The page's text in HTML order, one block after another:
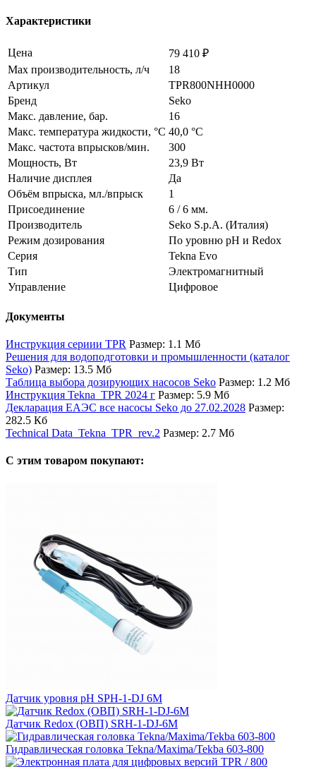
Характеристики
Цена
79 410 ₽
Max производительность, л/ч
18
Артикул
TPR800NHH0000
Бренд
Seko
Макс. давление, бар.
16
Макс. температура жидкости, °С 40,0 °C
Макс. частота впрысков/мин.
300
Мощность, Вт
23,9 Вт
Наличие дисплея
Да
Объём впрыска, мл./впрыск
1
Присоединение
6 / 6 мм.
Производитель
Seko S.p.A. (Италия)
Режим дозирования
По уровню pH и Redox
Серия
Tekna Evo
Тип
Электромагнитный
Управление
Цифровое
Документы
Инструкция сериии TPR Размер: 1.1 Мб
Решения для водоподготовки и промышленности (каталог
Seko) Размер: 13.5 Мб
Таблица выбора дозирующих насосов Seko Размер: 1.2 Мб
Инструкция Tekna_TPR 2024 г Размер: 5.9 Мб
Декларация ЕАЭС все насосы Seko до 27.02.2028 Размер:
282.5 Кб
Technical Data_Tekna_TPR_rev.2 Размер: 2.7 Мб
С этим товаром покупают:
Датчик уровня рН SPH-1-DJ 6M
Датчик Redox (ОВП) SRH-1-DJ-6M
Гидравлическая головка Tekna/Maxima/Tekba 603-800